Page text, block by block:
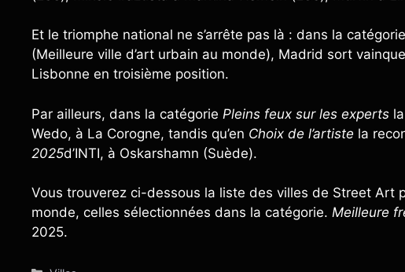
Et le triomphe national ne s’arrête pas là : dans la catégorie
(Meilleure ville d’art urbain au monde), Madrid sort
Lisbonne en troisième position.
Par ailleurs, dans la catégorie Pleins feux sur les experts
Wedo, à La Corogne, tandis qu’en Choix de l’artiste la
2025d’INTI, à Oskarshamn (Suède).
Vous trouverez ci-dessous la liste des villes de Street Art
monde, celles sélectionnées dans la catégorie. Meilleure
2025.